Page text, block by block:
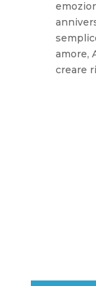
amore,
creare